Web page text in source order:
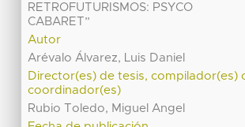
RETROFUTURISMOS: PSYCO
CABARET”
Autor
Arévalo Álvarez, Luis Daniel
Director(es) de tesis, compilador(es)
coordinador(es)
Rubio Toledo, Miguel Angel